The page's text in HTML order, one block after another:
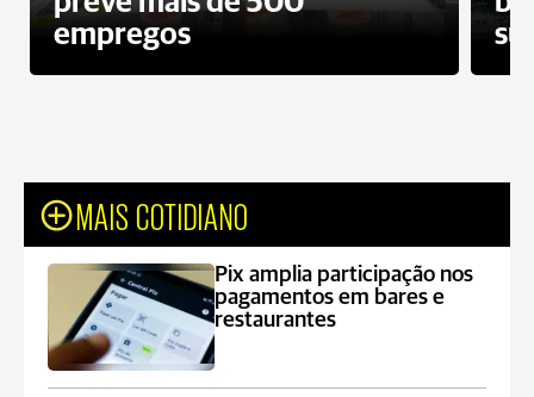
empregos
MAIS COTIDIANO
Pix amplia participação nos
pagamentos em bares e
restaurantes